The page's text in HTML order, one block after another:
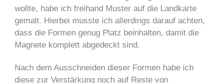
wollte, habe ich freihand Muster auf die Landkarte
gemalt. Hierbei musste ich allerdings darauf achten,
dass die Formen genug Platz beinhalten, damit die
Magnete komplett abgedeckt sind.
Nach dem Ausschneiden dieser Formen habe ich
diese zur Verstärkung noch auf Reste von